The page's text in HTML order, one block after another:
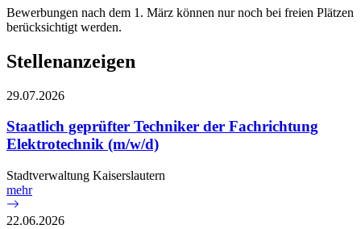
Bewerbungen nach dem 1. März können nur noch bei freien Plätzen
berücksichtigt werden.
Stellenanzeigen
29.07.2026
Staatlich geprüfter Techniker der Fachrichtung
Elektrotechnik (m/w/d)
Stadtverwaltung Kaiserslautern
mehr
22.06.2026